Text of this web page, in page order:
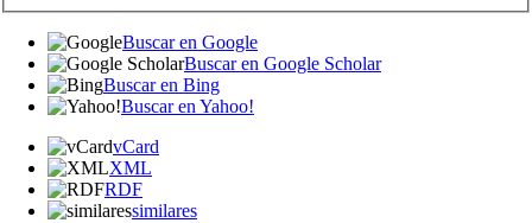
Buscar en Google
Buscar en Google Scholar
Buscar en Bing
Buscar en Yahoo!
vCard
XML
RDF
similares